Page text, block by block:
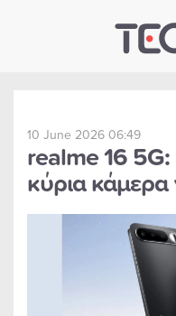
Skip to main content
10 June 2026 06:49
realme 16
κύρια κάμερα